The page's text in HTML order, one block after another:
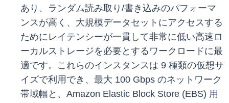
あり、ランダム読み取り/書き込みのパフォーマ
ンスが高く、大規模データセットにアクセスする
ためにレイテンシーが一貫して非常に低い高速ロ
ーカルストレージを必要とするワークロードに最
適です。これらのインスタンスは 9 種類の仮想サ
イズで利用でき、最大 100 Gbps のネットワーク
帯域幅と、Amazon Elastic Block Store (EBS) 用